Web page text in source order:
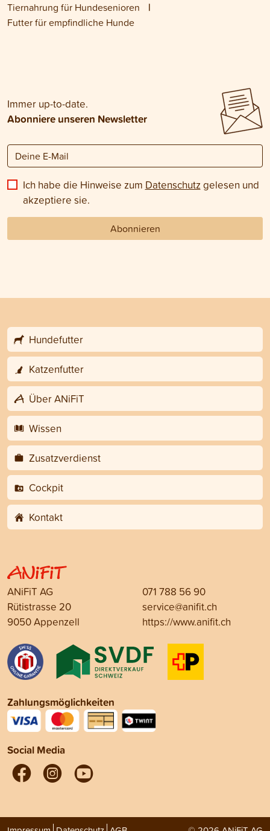
Tiernahrung für Hundesenioren
Futter für empfindliche Hunde
Immer up-to-date.
Abonniere unseren Newsletter
Ich habe die Hinweise zum Datenschutz gelesen und
akzeptiere sie.
Abonnieren
Hundefutter
Katzenfutter
Über ANiFiT
Wissen
Zusatzverdienst
Cockpit
Kontakt
ANiFiT AG
Rütistrasse 20
9050 Appenzell
071 788 56 90
service@anifit.ch
https://www.anifit.ch
Zahlungsmöglichkeiten
Social Media